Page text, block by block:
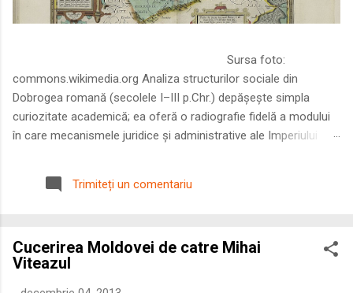
Sursa foto:
commons.wikimedia.org Analiza structurilor sociale din
Dobrogea romană (secolele I–III p.Chr.) depășește simpla
curiozitate academică; ea oferă o radiografie fidelă a modului
în care mecanismele juridice și administrative ale Imperiului
Într-o epocă în care prosperitatea excepțională a lumii romane
era susținută de o mobilitate socială dinamică și de o libertate
roman – în special a cetățenilor romani ( cives Romani ) în
țesutul urban și rural dobrogean – ne permite să măsurăm cu
precizie profunzimea și ritmul procesului de rom...
Trimiteți un comentariu
Cucerirea Moldovei de catre Mihai
Viteazul